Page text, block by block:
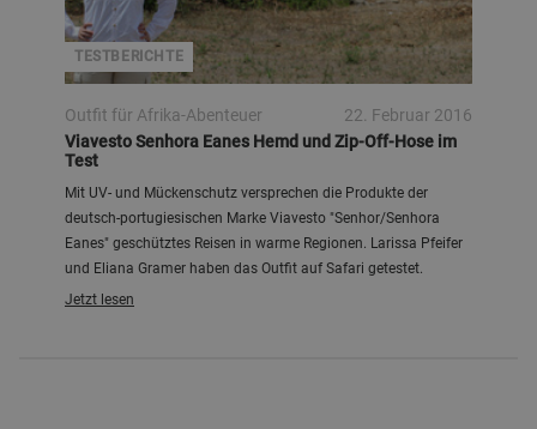
TESTBERICHTE
Outfit für Afrika-Abenteuer
22. Februar 2016
Viavesto Senhora Eanes Hemd und Zip-Off-Hose im
Test
Mit UV- und Mückenschutz versprechen die Produkte der
deutsch-portugiesischen Marke Viavesto "Senhor/Senhora
Eanes" geschütztes Reisen in warme Regionen. Larissa Pfeifer
und Eliana Gramer haben das Outfit auf Safari getestet.
Jetzt lesen